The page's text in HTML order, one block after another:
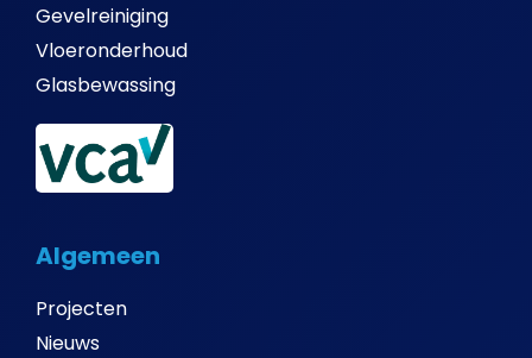
Gevelreiniging
Vloeronderhoud
Glasbewassing
Algemeen
Projecten
Nieuws